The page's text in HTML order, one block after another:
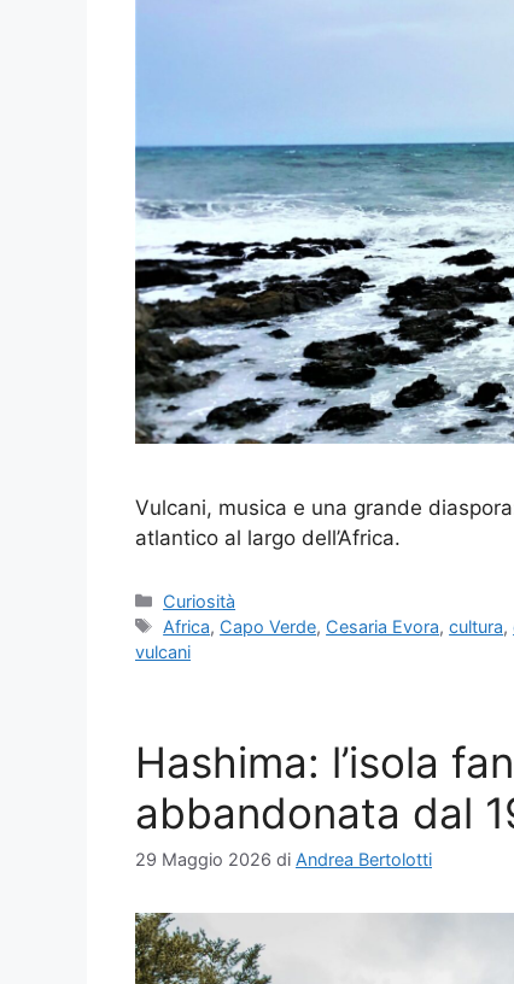
Vulcani, musica e una grande
atlantico al largo dell’Africa.
Categorie
Curiosità
Tag
Africa, Capo Verde, Cesaria Evora,cultura,
vulcani
Hashima: l’isola
abbandonata dal
29 Maggio 2026 di Andrea Bertolotti